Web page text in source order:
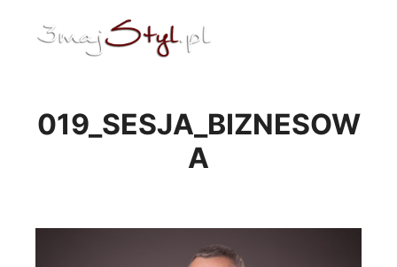
019_SESJA_BIZNESOW
A